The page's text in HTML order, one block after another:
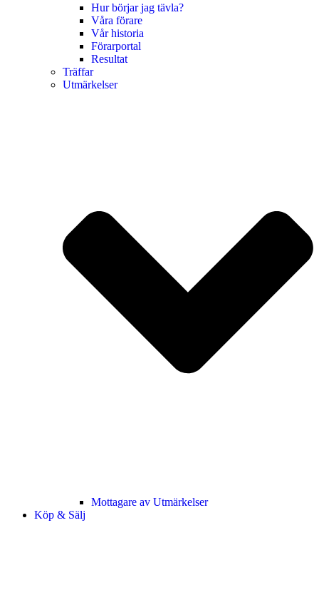
Hur börjar jag tävla?
Våra förare
Vår historia
Förarportal
Resultat
Träffar
Utmärkelser
Mottagare av Utmärkelser
Köp & Sälj